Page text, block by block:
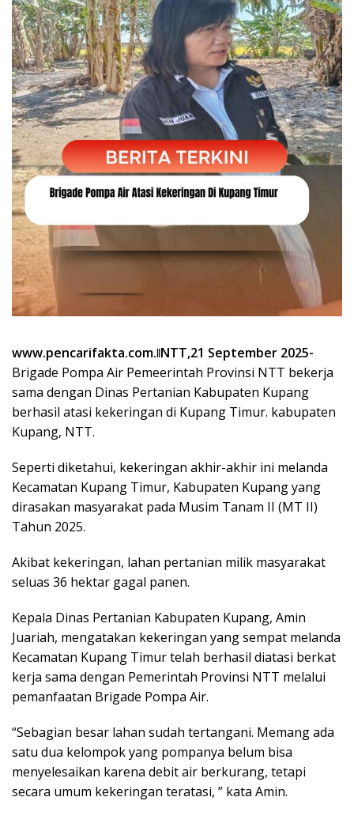
www.pencarifakta.com.ǁNTT,21 September 2025-
Brigade Pompa Air Pemeerintah Provinsi NTT bekerja
sama dengan Dinas Pertanian Kabupaten Kupang
berhasil atasi kekeringan di Kupang Timur. kabupaten
Kupang, NTT.
Seperti diketahui, kekeringan akhir-akhir ini melanda
Kecamatan Kupang Timur, Kabupaten Kupang yang
dirasakan masyarakat pada Musim Tanam II (MT II)
Tahun 2025.
Akibat kekeringan, lahan pertanian milik masyarakat
seluas 36 hektar gagal panen.
Kepala Dinas Pertanian Kabupaten Kupang, Amin
Juariah, mengatakan kekeringan yang sempat melanda
Kecamatan Kupang Timur telah berhasil diatasi berkat
kerja sama dengan Pemerintah Provinsi NTT melalui
pemanfaatan Brigade Pompa Air.
“Sebagian besar lahan sudah tertangani. Memang ada
satu dua kelompok yang pompanya belum bisa
menyelesaikan karena debit air berkurang, tetapi
secara umum kekeringan teratasi, ” kata Amin.